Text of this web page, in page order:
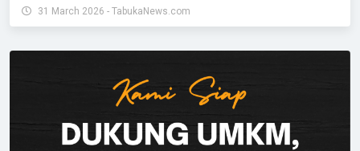
31 March 2026 - TabukaNews.com